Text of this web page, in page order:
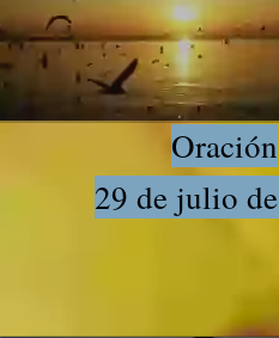
Oración
29 de julio